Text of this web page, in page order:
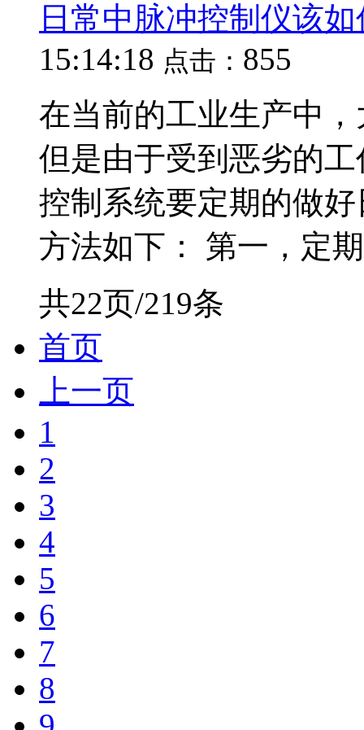
日常中脉冲控制仪该
15:14:18 点击： 855
在当前的工业生产中
但是由于受到恶劣的
控制系统要定期的做
方法如下： 第一，定
共22页/219条
首页
上一页
1
2
3
4
5
6
7
8